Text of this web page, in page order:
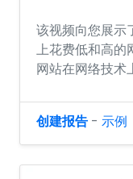
该视频向您展示
上花费低和高的
网站在网络技术
创建报告 - 示例